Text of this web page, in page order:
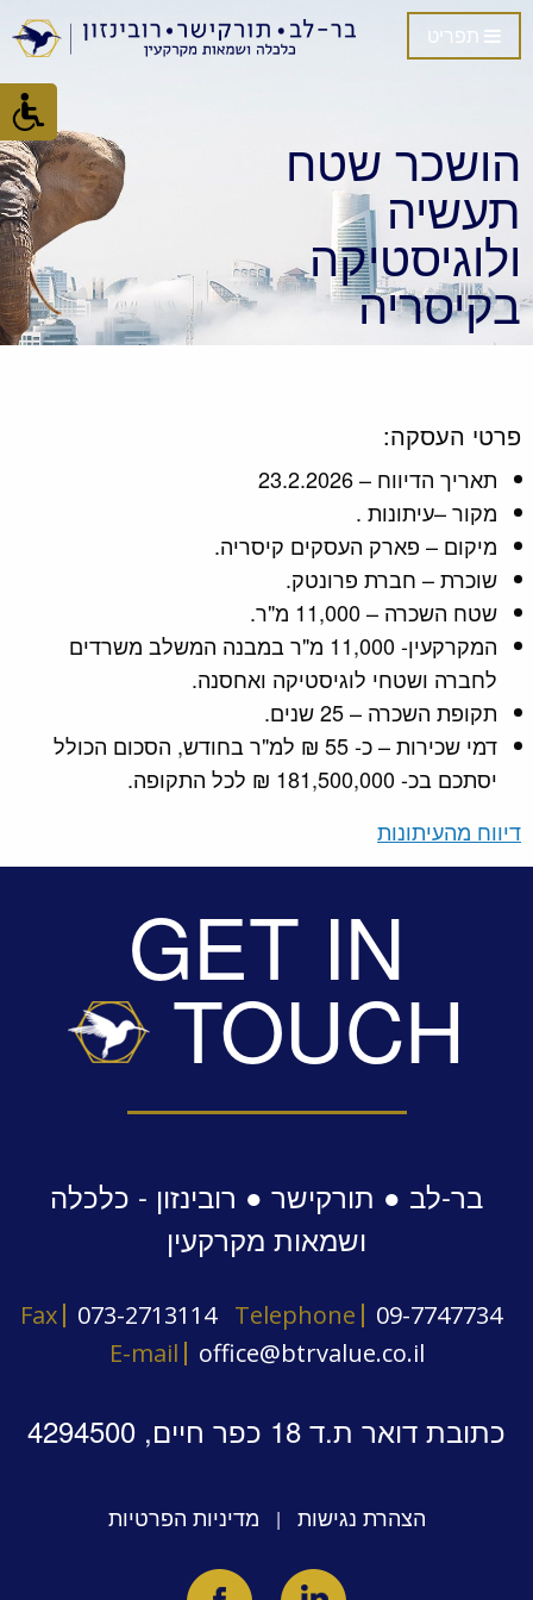
הושכר שטח
תעשיה
ולוגיסטיקה
בקיסריה
פרטי העסקה:
תאריך הדיווח – 23.2.2026
מקור –עיתונות .
מיקום – פארק העסקים קיסריה.
שוכרת – חברת פרונטק.
שטח השכרה – 11,000 מ"ר.
המקרקעין- 11,000 מ"ר במבנה המשלב משרדים
לחברה ושטחי לוגיסטיקה ואחסנה.
תקופת השכרה – 25 שנים.
דמי שכירות – כ- 55 ₪ למ"ר בחודש, הסכום הכולל
יסתכם בכ- 181,500,000 ₪ לכל התקופה.
דיווח מהעיתונות
GET IN
TOUCH
בר-לב ● תורקישר ● רובינזון - כלכלה
ושמאות מקרקעין
Fax 073-2713114 Telephone
09-7747734
E-mail
office@btrvalue.co.il
כתובת דואר ת.ד 18 כפר חיים, 4294500
הצהרת נגישות | מדיניות הפרטיות